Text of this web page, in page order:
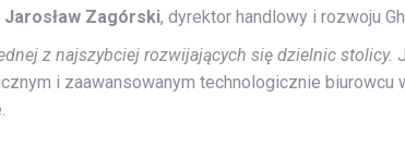
Jarosław Zagórski, dyrektor handlowy i rozwoju
z najszybciej rozwijających się dzielnic stolicy.
i zaawansowanym technologicznie biurowcu